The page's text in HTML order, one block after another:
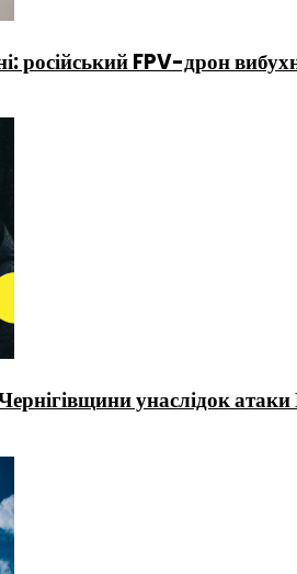
російський FPV-дрон
унаслідок